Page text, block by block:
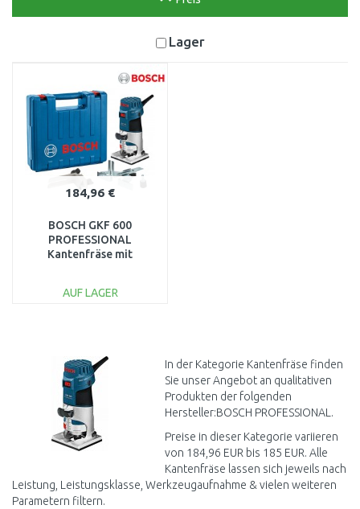
Lager
184,96 €
BOSCH GKF 600
PROFESSIONAL
Kantenfräse mit
AUF LAGER
Vergleichen
In der Kategorie Kantenfräse finden
Sie unser Angebot an qualitativen
Produkten der folgenden
Hersteller:BOSCH PROFESSIONAL.
Preise in dieser Kategorie variieren
von 184,96 EUR bis 185 EUR. Alle
Kantenfräse lassen sich jeweils nach
Leistung, Leistungsklasse, Werkzeugaufnahme & vielen weiteren
Parametern filtern.